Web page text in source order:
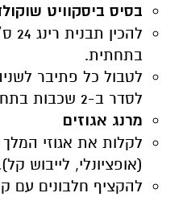
בסיס ביסקוויט
בתחתית.
לטבול כל פתיבר
לסדר ב-2 שכבות בתחתית.
מרנג אגוזים
(אופציונלי, לייבוש
להקציף חלבונים עם